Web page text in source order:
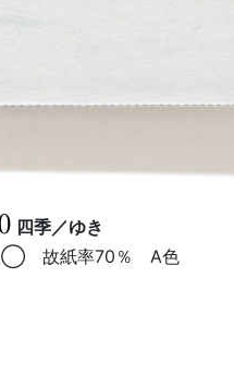
四季／ゆき
故紙率70％ A色